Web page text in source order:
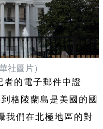
社圖片）
者的電子郵件中證
格陵蘭島是美國的國
我們在北極地區的對